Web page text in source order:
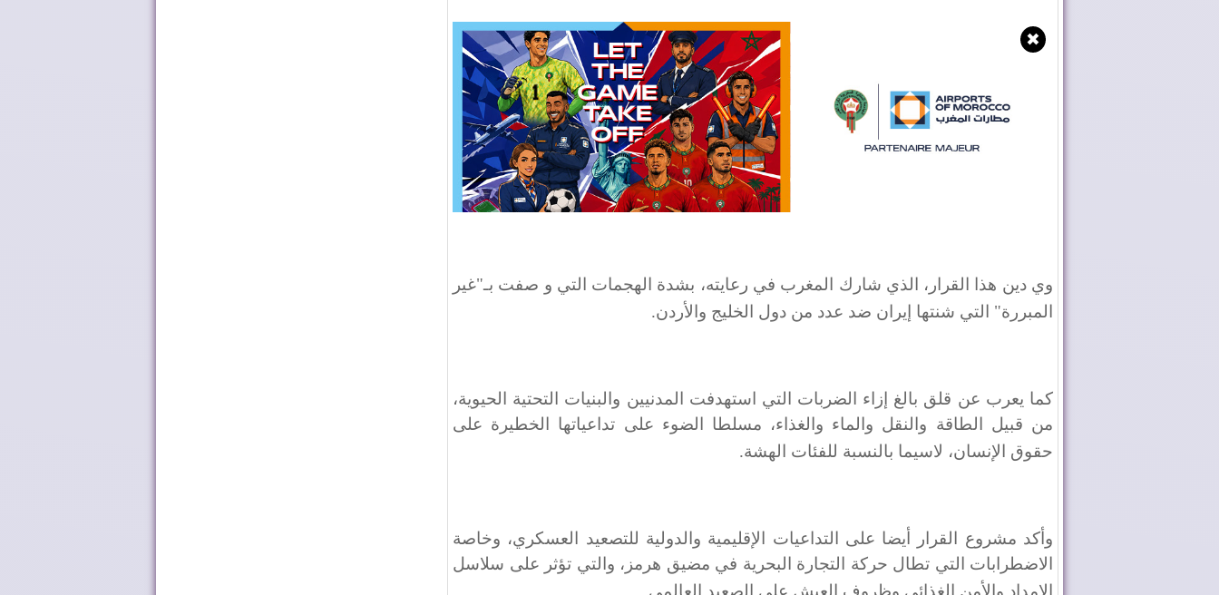
✖
وي دين هذا القرار، الذي شارك المغرب في رعايته، بشدة الهجمات التي و صفت بـ"غير
المبررة" التي شنتها إيران ضد عدد من دول الخليج والأردن.
كما يعرب عن قلق بالغ إزاء الضربات التي استهدفت المدنيين والبنيات التحتية الحيوية،
من قبيل الطاقة والنقل والماء والغذاء، مسلطا الضوء على تداعياتها الخطيرة على
حقوق الإنسان، لاسيما بالنسبة للفئات الهشة.
وأكد مشروع القرار أيضا على التداعيات الإقليمية والدولية للتصعيد العسكري، وخاصة
الاضطرابات التي تطال حركة التجارة البحرية في مضيق هرمز، والتي تؤثر على سلاسل